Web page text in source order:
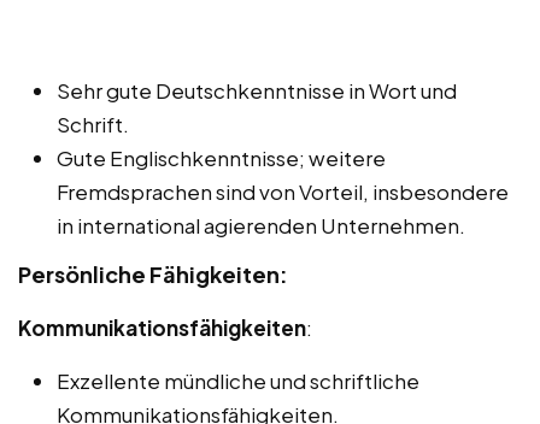
Sehr gute Deutschkenntnisse in Wort und
Schrift.
Gute Englischkenntnisse; weitere
Fremdsprachen sind von Vorteil, insbesondere
in international agierenden Unternehmen.
Persönliche Fähigkeiten:
Kommunikationsfähigkeiten:
Exzellente mündliche und schriftliche
Kommunikationsfähigkeiten.